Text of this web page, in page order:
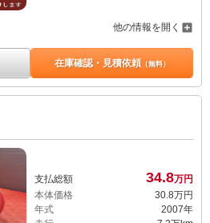
他の情報を開く
在庫確認・見積依頼（無料）
支払総額 34.8万円
本体価格
30.8万円
年式
2007年